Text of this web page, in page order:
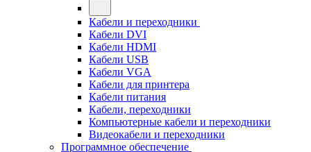
Кабели и переходники
Кабели DVI
Кабели HDMI
Кабели USB
Кабели VGA
Кабели для принтера
Кабели питания
Кабели, переходники
Компьютерные кабели и переходники
Видеокабели и переходники
Программное обеспечение